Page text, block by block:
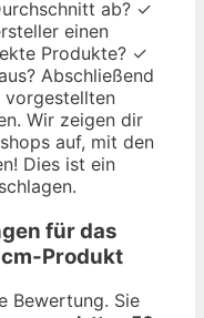
ab? ✓
einen
Produkte? ✓
Abschließend
vorgestellten
Wir zeigen dir
auf, mit den
Dies ist ein
für das
-Produkt
Bewertung. Sie